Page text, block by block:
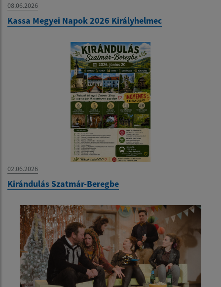
08.06.2026
Kassa Megyei Napok 2026 Királyhelmec
02.06.2026
Kirándulás Szatmár-Beregbe